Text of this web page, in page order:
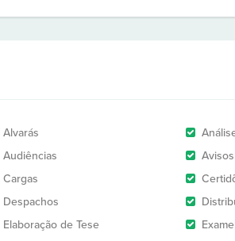
Alvarás
Audiências
Cargas
Despachos
Elaboração de Tese